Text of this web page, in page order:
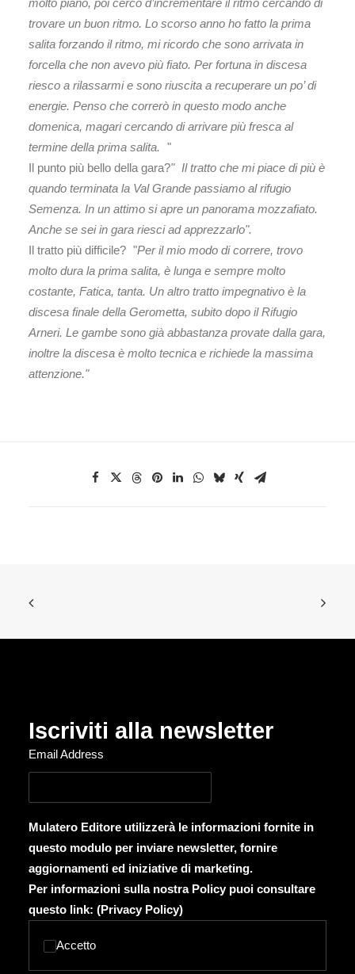
molto piano, poi cerco d’incrementare il ritmo cercando di
trovare un buon ritmo. Lo scorso anno ho fatto la prima
salita forzando il ritmo, mi ricordo che sono arrivata in
forcella che non avevo più fiato. Per fortuna in discesa
riesco a rilassarmi e sono riuscita a recuperare un po’ di
energie. Penso che correrò in questo modo anche
domenica, magari cercando di arrivare più fresca al
termine della prima salita. "
Il punto più bello della gara?" Il tratto che mi piace di più è
quando terminata la Val Grande passiamo al rifugio
Semenza. In un attimo si apre un panorama mozzafiato.
Anche se sei in gara riesci ad apprezzarlo".
Il tratto più difficile? "Per il mio modo di correre, trovo
molto dura la prima salita, è lunga e sempre molto
costante, Fatica, tanta. Un altro tratto impegnativo è la
discesa finale della Gerometta, subito dopo il Rifugio
Arneri. Le gambe sono già abbastanza provate dalla gara,
inoltre la discesa è molto tecnica e richiede la massima
attenzione."
Iscriviti alla newsletter
Email Address
Mulatero Editore utilizzerà le informazioni fornite in
questo modulo per inviare newsletter, fornire
aggiornamenti ed iniziative di marketing.
Per informazioni sulla nostra Policy puoi consultare
questo link: (Privacy Policy)
Accetto